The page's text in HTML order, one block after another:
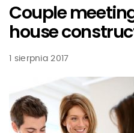
Couple
house
1 sierpnia 2017